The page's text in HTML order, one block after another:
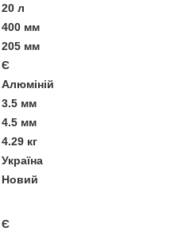
20 л
400 мм
205 мм
Є
Алюміній
3.5 мм
4.5 мм
4.29 кг
Україна
Новий
Є